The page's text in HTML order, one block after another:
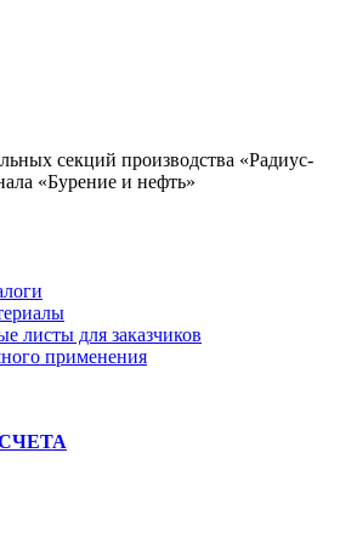
секций производства «Радиус-
«Бурение и нефть»
листы для заказчиков
применения